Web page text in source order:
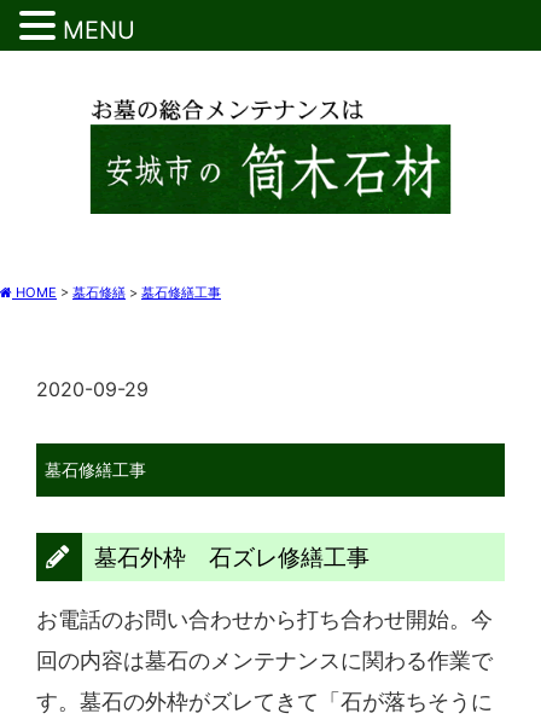
HOME > 墓石修繕 > 墓石修繕工事
2020-09-29
墓石修繕工事
墓石外枠 石ズレ修繕工事
お電話のお問い合わせから打ち合わせ開始。今
回の内容は墓石のメンテナンスに関わる作業で
す。墓石の外枠がズレてきて「石が落ちそうに
MENU